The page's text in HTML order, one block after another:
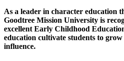
As a leader in character education
Goodtree Mission University is
excellent Early Childhood
education cultivate students to
influence.